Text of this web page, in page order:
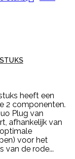
heeft een
2 componenten.
Plug van
afhankelijk van
voor het
van de rode...